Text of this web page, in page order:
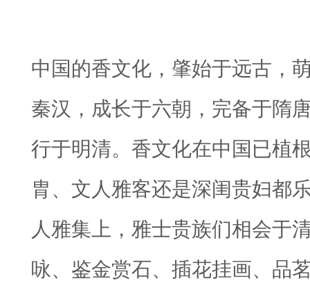
中国的香文化，肇始于远古，
秦汉，成长于六朝，完备于隋
行于明清。香文化在中国已植
胄、文人雅客还是深闺贵妇都
人雅集上，雅士贵族们相会于
咏、鉴金赏石、插花挂画、品